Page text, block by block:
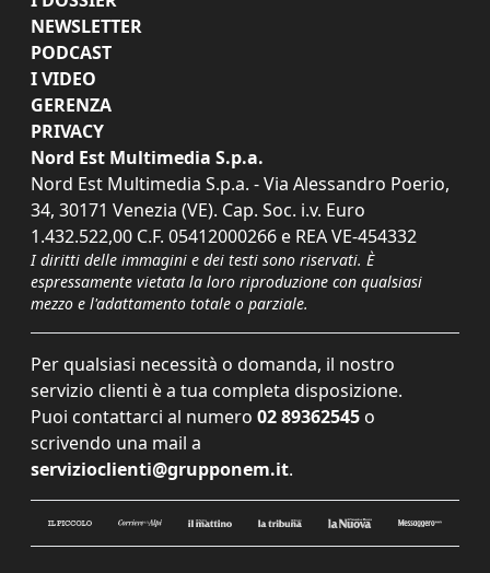
NEWSLETTER
PODCAST
I VIDEO
GERENZA
PRIVACY
Nord Est Multimedia S.p.a.
Nord Est Multimedia S.p.a. - Via Alessandro Poerio,
34, 30171 Venezia (VE). Cap. Soc. i.v. Euro
1.432.522,00 C.F. 05412000266 e REA VE-454332
I diritti delle immagini e dei testi sono riservati. È
espressamente vietata la loro riproduzione con qualsiasi
mezzo e l'adattamento totale o parziale.
Per qualsiasi necessità o domanda, il nostro
servizio clienti è a tua completa disposizione.
Puoi contattarci al numero 02 89362545 o
scrivendo una mail a
servizioclienti@grupponem.it.